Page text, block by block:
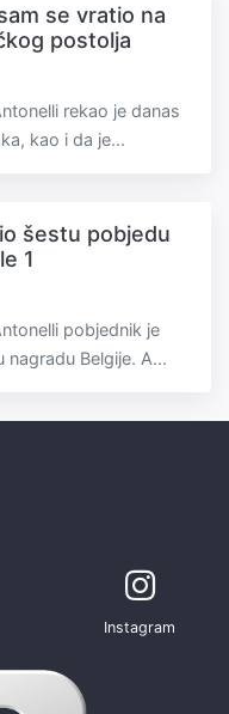
se vratio na
postolja
rekao je danas
kao i da je...
šestu pobjedu
1
pobjednik je
nagradu Belgije. A...
Instagram